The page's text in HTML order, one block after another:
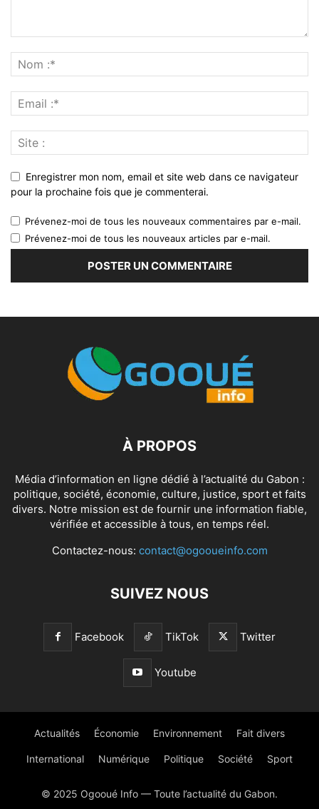
Enregistrer mon nom, email et site web dans ce navigateur
pour la prochaine fois que je commenterai.
Prévenez-moi de tous les nouveaux commentaires par e-mail.
Prévenez-moi de tous les nouveaux articles par e-mail.
À PROPOS
Média d’information en ligne dédié à l’actualité du Gabon :
politique, société, économie, culture, justice, sport et faits
divers. Notre mission est de fournir une information fiable,
vérifiée et accessible à tous, en temps réel.
Contactez-nous: contact@ogooueinfo.com
SUIVEZ NOUS
Facebook TikTok Twitter
Youtube
Actualités Économie Environnement Fait divers
International Numérique Politique Société Sport
© 2025 Ogooué Info — Toute l’actualité du Gabon.